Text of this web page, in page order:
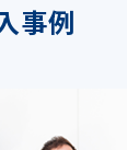
事例